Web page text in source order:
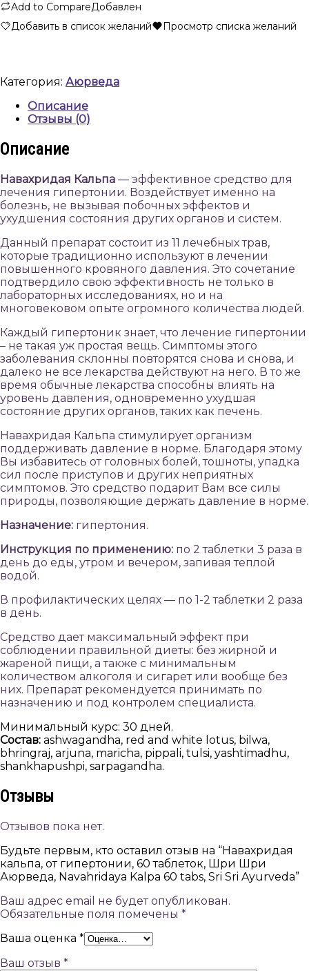
от
гипертонии,
60
Шри
Аюрведа,
Navahridaya
Kalpa
tabs,
Sri
Ayurveda
Add to CompareДобавлен
Добавить в список желаний
Просмотр списка желаний
Категория: Аюрведа
Описание
Отзывы (0)
Описание
Навахридая Кальпа — эффективное средство для
лечения гипертонии. Воздействует именно на
болезнь, не вызывая побочных эффектов и
ухудшения состояния других органов и систем.
Данный препарат состоит из 11 лечебных трав,
которые традиционно используют в лечении
повышенного кровяного давления. Это сочетание
подтвердило свою эффективность не только в
лабораторных исследованиях, но и на
многовековом опыте огромного количества людей.
Каждый гипертоник знает, что лечение гипертонии
– не такая уж простая вещь. Симптомы этого
заболевания склонны повторятся снова и снова, и
далеко не все лекарства действуют на него. В то же
время обычные лекарства способны влиять на
уровень давления, одновременно ухудшая
состояние других органов, таких как печень.
Навахридая Кальпа стимулирует организм
поддерживать давление в норме. Благодаря этому
Вы избавитесь от головных болей, тошноты, упадка
сил после приступов и других неприятных
симптомов. Это средство подарит Вам все силы
природы, позволяющие держать давление в норме.
Назначение: гипертония.
Инструкция по применению: по 2 таблетки 3 раза в
день до еды, утром и вечером, запивая теплой
водой.
В профилактических целях — по 1-2 таблетки 2 раза
в день.
Средство дает максимальный эффект при
соблюдении правильной диеты: без жирной и
жареной пищи, а также с минимальным
количеством алкоголя и сигарет или вообще без
них. Препарат рекомендуется принимать по
назначению и под контролем специалиста.
Минимальный курс: 30 дней.
Состав: ashwagandha, red and white lotus, bilwa,
bhringraj, arjuna, maricha, pippali, tulsi, yashtimadhu,
shankhapushpi, sarpagandha.
Отзывы
Отзывов пока нет.
Будьте первым, кто оставил отзыв на “Навахридая
кальпа, от гипертонии, 60 таблеток, Шри Шри
Аюрведа, Navahridaya Kalpa 60 tabs, Sri Sri Ayurveda”
Ваш адрес email не будет опубликован.
Обязательные поля помечены *
Ваша оценка *
Ваш отзыв *